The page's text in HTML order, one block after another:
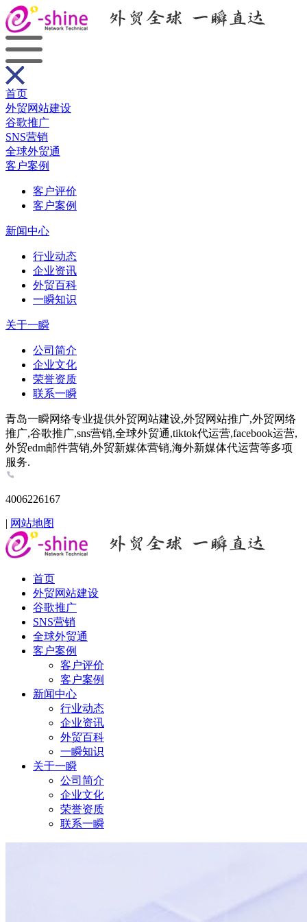
首页
外贸网站建设
谷歌推广
SNS营销
全球外贸通
客户案例
客户评价
客户案例
新闻中心
行业动态
企业资讯
外贸百科
一瞬知识
关于一瞬
公司简介
企业文化
荣誉资质
联系一瞬
青岛一瞬网络专业提供外贸网站建设,外贸网站推广,外贸网络
推广,谷歌推广,sns营销,全球外贸通,tiktok代运营,facebook运营,
外贸edm邮件营销,外贸新媒体营销,海外新媒体代运营等多项
服务.
4006226167
| 网站地图
首页
外贸网站建设
谷歌推广
SNS营销
全球外贸通
客户案例
客户评价
客户案例
新闻中心
行业动态
企业资讯
外贸百科
一瞬知识
关于一瞬
公司简介
企业文化
荣誉资质
联系一瞬